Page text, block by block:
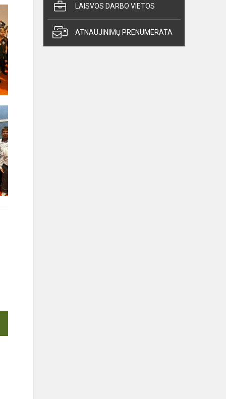
LAISVOS DARBO VIETOS
ATNAUJINIMŲ PRENUMERATA